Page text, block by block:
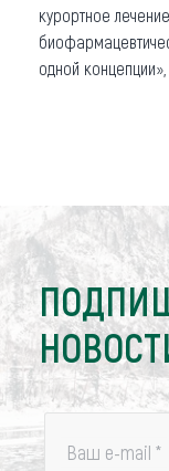
курортное
одной
Ваш e-mail *